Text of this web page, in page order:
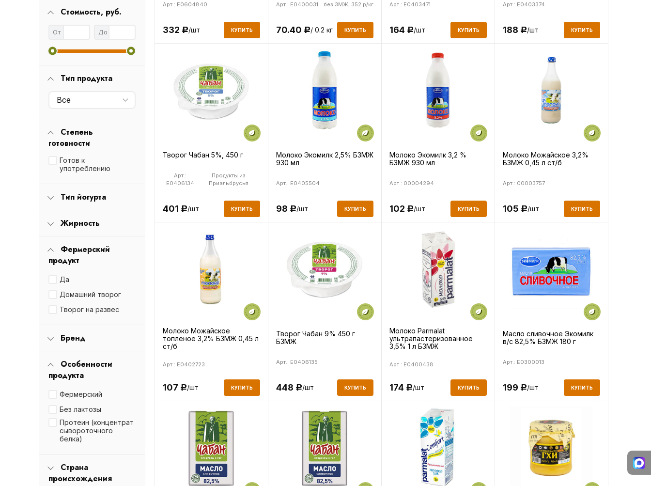
Стоимость, руб.
От До
Тип продукта
Все
Степень
готовности
Готов к
употреблению
Тип йогурта
Жирность
Фермерский
продукт
Да
Домашний творог
Творог на развес
Бренд
Особенности
продукта
Фермерский
Без лактозы
Протеин (концентрат
сывороточного
белка)
Страна
происхождения
Арт.: E0604840
332 Р/шт КУПИТЬ
без ЗМЖ, 352 р/кг
Арт.: E0400031
70.40 Р/ 0.2 кг КУПИТЬ
Арт.: E0403471
164 Р/шт КУПИТЬ
Арт.: E0403374
188 Р/шт КУПИТЬ
Творог Чабан 5%, 450 г
Продукты из
Приэльбрусья
Арт.:
E0406134
401 Р/шт КУПИТЬ
Молоко Экомилк 2,5% БЗМЖ
930 мл
Арт.: E0405504
98 Р/шт КУПИТЬ
Молоко Экомилк 3,2 %
БЗМЖ 930 мл
Арт.: 00004294
102 Р/шт КУПИТЬ
Молоко Можайское 3,2%
БЗМЖ 0,45 л ст/б
Арт.: 00003757
105 Р/шт КУПИТЬ
Молоко Можайское
топленое 3,2% БЗМЖ 0,45 л
ст/б
Арт.: E0402723
107 Р/шт КУПИТЬ
Творог Чабан 9% 450 г
БЗМЖ
Арт.: E0406135
448 Р/шт КУПИТЬ
Молоко Parmalat
ультрапастеризованное
3,5% 1 л БЗМЖ
Арт.: E0400438
174 Р/шт КУПИТЬ
Масло сливочное Экомилк
в/с 82,5% БЗМЖ 180 г
Арт.: E0300013
199 Р/шт КУПИТЬ